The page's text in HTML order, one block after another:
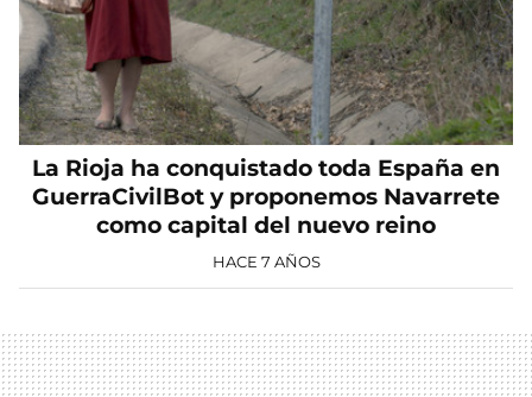
La Rioja ha conquistado toda España en
GuerraCivilBot y proponemos Navarrete
como capital del nuevo reino
HACE 7 AÑOS